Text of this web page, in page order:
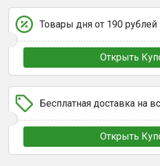
Товары дня от 190 рублей
Открыть
Бесплатная доставка на
Открыть